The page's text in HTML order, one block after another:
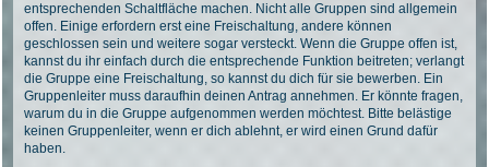
entsprechenden Schaltfläche machen. Nicht alle Gruppen sind allgemein
offen. Einige erfordern erst eine Freischaltung, andere können
geschlossen sein und weitere sogar versteckt. Wenn die Gruppe offen ist,
kannst du ihr einfach durch die entsprechende Funktion beitreten; verlangt
die Gruppe eine Freischaltung, so kannst du dich für sie bewerben. Ein
Gruppenleiter muss daraufhin deinen Antrag annehmen. Er könnte fragen,
warum du in die Gruppe aufgenommen werden möchtest. Bitte belästige
keinen Gruppenleiter, wenn er dich ablehnt, er wird einen Grund dafür
haben.